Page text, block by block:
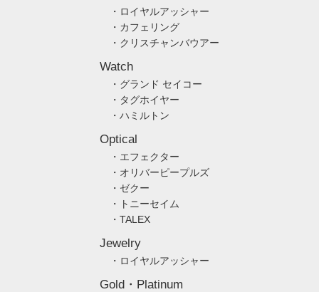
・ロイヤルアッシャー
・カフェリング
・クリスチャンバウアー
Watch
・グランド セイコー
・タグホイヤー
・ハミルトン
Optical
・エフェクター
・オリバーピープルズ
・ゼクー
・トニーセイム
・TALEX
Jewelry
・ロイヤルアッシャー
Gold・Platinum